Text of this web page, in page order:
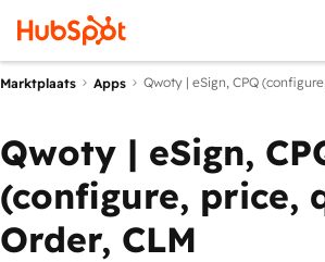
Marktplaats Apps Qwoty | eSign, CPQ
Qwoty | eSign,
(configure, price,
Order, CLM